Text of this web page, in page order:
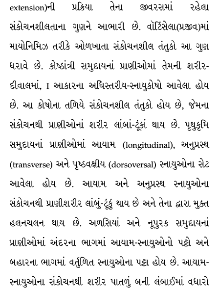
extension)ની પ્રક્રિયા તેના જીવરસમાં રહેલા
સંકોચનશીલતાના ગુણને આભારી છે. વૉર્ટિસેલા(પ્રજીવ)માં
માયોનિમિઝ તરીકે ઓળખાતા સંકોચનશીલ તંતુકો આ ગુણ
ધરાવે છે. કોષ્ઠાંત્રી સમુદાયનાં પ્રાણીઓમાં તેમની શરીર-
દીવાલમાં, I આકારના અધિસ્તરીય-સ્નાયુકોષો આવેલા હોય
છે. આ કોષોના તળિયે સંકોચનશીલ તંતુકો હોય છે, જેમના
સંકોચનથી પ્રાણીઓનાં શરીર લાંબાં-ટૂંકાં થાય છે. પૃથુકૃમિ
સમુદાયનાં પ્રાણીઓમાં આયામ (longitudinal), અનુપ્રસ્થ
(transverse) અને પૃષ્ઠવક્ષીય (dorsoversal) સ્નાયુઓના સેટ
આવેલા હોય છે. આયામ અને અનુપ્રસ્થ સ્નાયુઓના
સંકોચનથી પ્રાણીશરીર લાંબું-ટૂંકું થાય છે અને તેના દ્વારા મુક્ત
હલનચલન થાય છે. અળસિયાં અને નૂપુરક સમુદાયનાં
પ્રાણીઓમાં અંદરના ભાગમાં આયામ-સ્નાયુઓનો પટ્ટો અને
બહારના ભાગમાં વર્તુળિત સ્નાયુઓના પટ્ટા હોય છે. આયામ-
સ્નાયુઓના સંકોચનથી શરીર પાતળું બની લંબાઈમાં વધારો